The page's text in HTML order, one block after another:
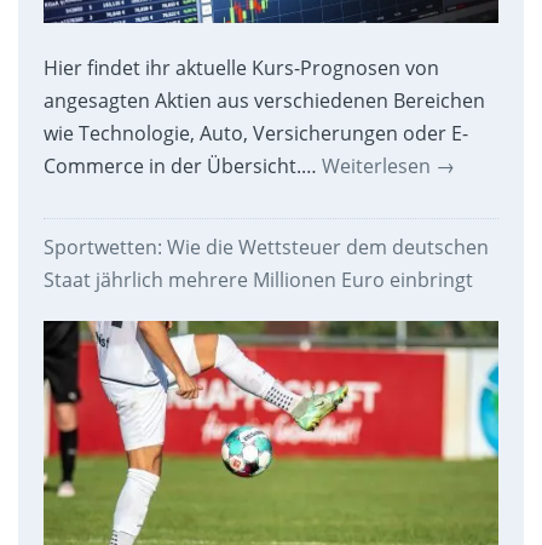
Hier findet ihr aktuelle Kurs-Prognosen von
angesagten Aktien aus verschiedenen Bereichen
wie Technologie, Auto, Versicherungen oder E-
Commerce in der Übersicht.… Weiterlesen →
Sportwetten: Wie die Wettsteuer dem deutschen
Staat jährlich mehrere Millionen Euro einbringt